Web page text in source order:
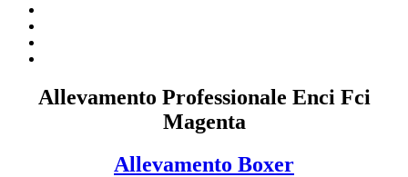
Allevamento Professionale Enci Fci
Magenta
Allevamento Boxer